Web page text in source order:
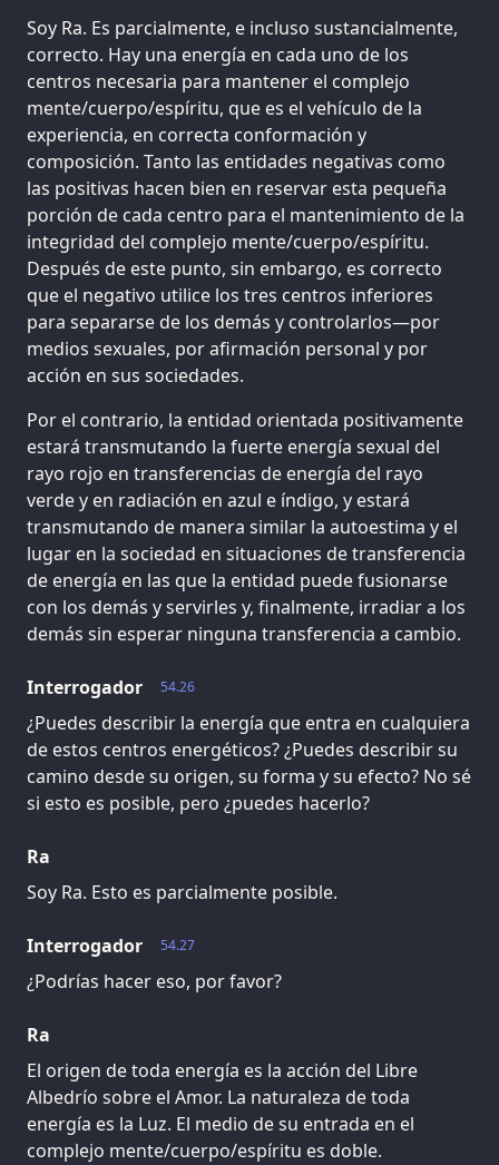
Soy Ra. Es parcialmente, e incluso sustancialmente,
correcto. Hay una energía en cada uno de los
centros necesaria para mantener el complejo
mente/cuerpo/espíritu, que es el vehículo de la
experiencia, en correcta conformación y
composición. Tanto las entidades negativas como
las positivas hacen bien en reservar esta pequeña
porción de cada centro para el mantenimiento de la
integridad del complejo mente/cuerpo/espíritu.
Después de este punto, sin embargo, es correcto
que el negativo utilice los tres centros inferiores
para separarse de los demás y controlarlos—por
medios sexuales, por afirmación personal y por
acción en sus sociedades.
Por el contrario, la entidad orientada positivamente
estará transmutando la fuerte energía sexual del
rayo rojo en transferencias de energía del rayo
verde y en radiación en azul e índigo, y estará
transmutando de manera similar la autoestima y el
lugar en la sociedad en situaciones de transferencia
de energía en las que la entidad puede fusionarse
con los demás y servirles y, finalmente, irradiar a los
demás sin esperar ninguna transferencia a cambio.
54.26
Interrogador
¿Puedes describir la energía que entra en cualquiera
de estos centros energéticos? ¿Puedes describir su
camino desde su origen, su forma y su efecto? No sé
si esto es posible, pero ¿puedes hacerlo?
Ra
Soy Ra. Esto es parcialmente posible.
54.27
Interrogador
¿Podrías hacer eso, por favor?
Ra
El origen de toda energía es la acción del Libre
Albedrío sobre el Amor. La naturaleza de toda
energía es la Luz. El medio de su entrada en el
complejo mente/cuerpo/espíritu es doble.